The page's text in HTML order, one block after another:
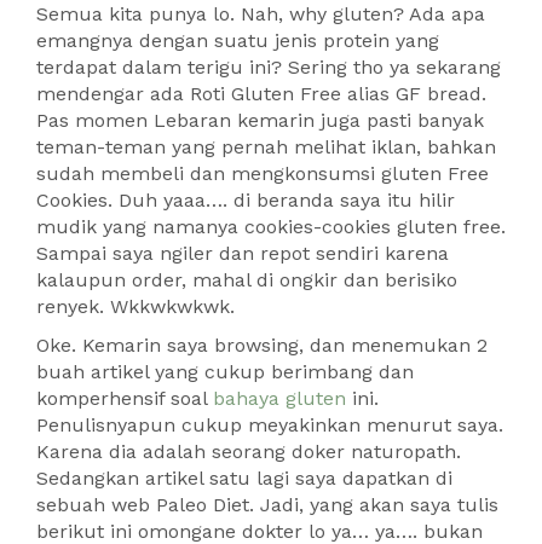
Semua kita punya lo. Nah, why gluten? Ada apa
emangnya dengan suatu jenis protein yang
terdapat dalam terigu ini? Sering tho ya sekarang
mendengar ada Roti Gluten Free alias GF bread.
Pas momen Lebaran kemarin juga pasti banyak
teman-teman yang pernah melihat iklan, bahkan
sudah membeli dan mengkonsumsi gluten Free
Cookies. Duh yaaa…. di beranda saya itu hilir
mudik yang namanya cookies-cookies gluten free.
Sampai saya ngiler dan repot sendiri karena
kalaupun order, mahal di ongkir dan berisiko
renyek. Wkkwkwkwk.
Oke. Kemarin saya browsing, dan menemukan 2
buah artikel yang cukup berimbang dan
komperhensif soal bahaya gluten ini.
Penulisnyapun cukup meyakinkan menurut saya.
Karena dia adalah seorang doker naturopath.
Sedangkan artikel satu lagi saya dapatkan di
sebuah web Paleo Diet. Jadi, yang akan saya tulis
berikut ini omongane dokter lo ya… ya…. bukan